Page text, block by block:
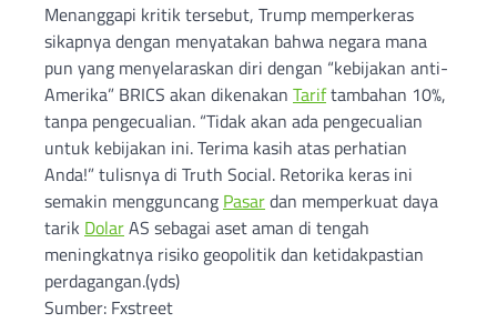
Menanggapi kritik tersebut, Trump memperkeras
sikapnya dengan menyatakan bahwa negara mana
pun yang menyelaraskan diri dengan “kebijakan anti-
Amerika” BRICS akan dikenakan Tariftambahan 10%,
tanpa pengecualian. “Tidak akan ada pengecualian
untuk kebijakan ini. Terima kasih atas perhatian
Anda!” tulisnya di Truth Social. Retorika keras ini
semakin mengguncang Pasardan memperkuat daya
tarik DolarAS sebagai aset aman di tengah
meningkatnya risiko geopolitik dan ketidakpastian
perdagangan.(yds)
Sumber: Fxstreet